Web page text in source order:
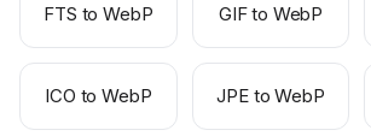
FTS to WebP GIF to WebP
ICO to WebP JPE to WebP